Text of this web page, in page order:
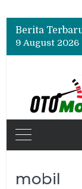
Berita
9 August 2026
mobil